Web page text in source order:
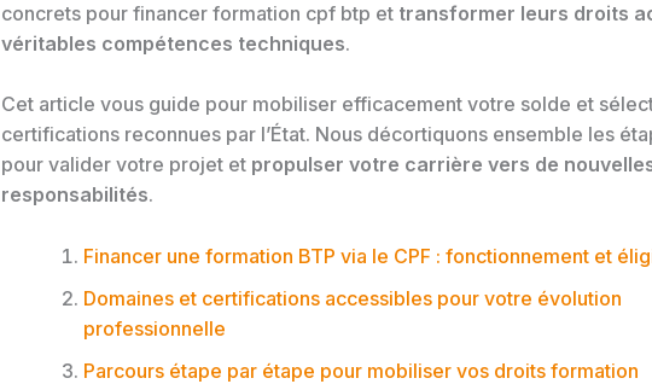
concrets pour financer formation cpf btp et transformer leurs droits
véritables compétences techniques.
Cet article vous guide pour mobiliser efficacement votre solde et
certifications reconnues par l’État. Nous décortiquons ensemble les
pour valider votre projet et propulser votre carrière vers de
responsabilités.
Financer une formation BTP via le CPF : fonctionnement et
Domaines et certifications accessibles pour votre évolution
professionnelle
Parcours étape par étape pour mobiliser vos droits formation